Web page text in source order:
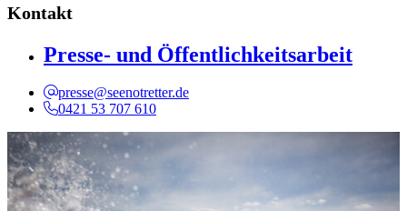
Kontakt
Presse- und Öffentlichkeitsarbeit
presse@seenotretter.de
0421 53 707 610